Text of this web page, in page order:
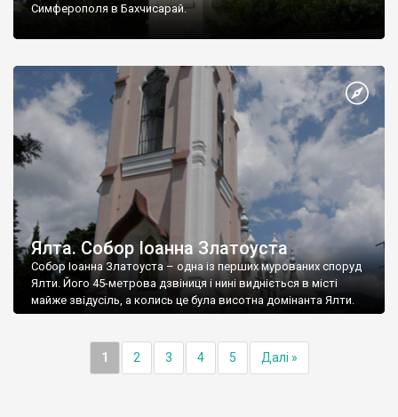
Симферополя в Бахчисарай.
Ялта. Собор Іоанна Златоуста
Собор Іоанна Златоуста – одна із перших мурованих споруд
Ялти. Його 45-метрова дзвіниця і нині видніється в місті
майже звідусіль, а колись це була висотна домінанта Ялти.
1 2 3 4 5 Далі »